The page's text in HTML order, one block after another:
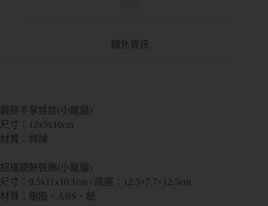
額外資訊
鏡餅手掌娃娃(小龍貓)
尺寸：12x9x10cm
材質：滌綸
招福鏡餅裝飾(小龍貓)
尺寸：9.5x11x10.1cm / 底座：12.5×7.7×12.5cm
材質：樹脂、ABS、紙